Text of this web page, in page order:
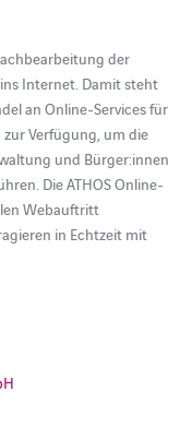
der
Internet. Damit steht
an Online-Services für
zur Verfügung, um die
und Bürger:innen
Die ATHOS Online-
Webauftritt
in Echtzeit mit